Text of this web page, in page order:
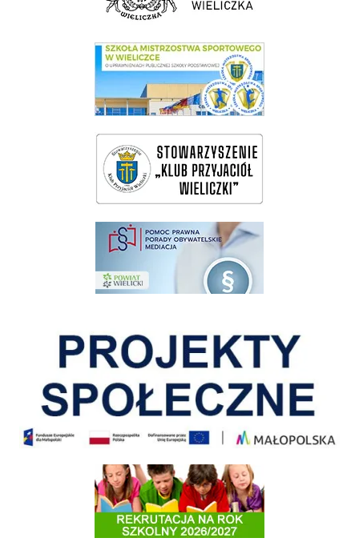
link do SMS Wieliczka
wieliczka-wieliczanie na bis
pomoc prawna wieliczka
Informacja o terminach rekrutacji na rok szkolny 2026/2027